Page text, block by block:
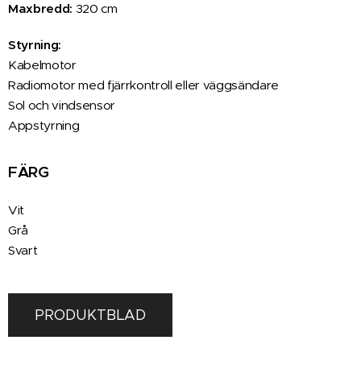
Maxbredd: 320 cm
Styrning:
Kabelmotor
Radiomotor med fjärrkontroll eller väggsändare
Sol och vindsensor
Appstyrning
FÄRG
Vit
Grå
Svart
PRODUKTBLAD